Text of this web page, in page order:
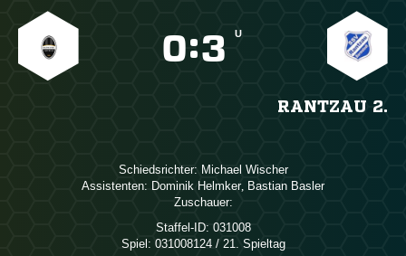
: U
RANTZAU 2.
Schiedsrichter:  
Assistenten:  ,  
Zuschauer:
Staffel-ID: 031008
Spiel: 031008124 / 21. Spieltag